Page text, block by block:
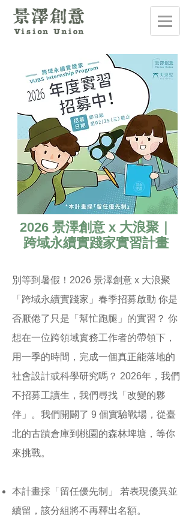
2026 景澤創意 x 大浪聚｜
跨域永續實踐家實習計畫
別等到暑假！2026 景澤創意 x 大浪聚
「跨域永續實踐家」春季招募啟動 你是
否厭倦了只是「幫忙跑腿」的實習？ 你
想在一位跨領域實務工作者的帶領下，
用一季的時間，完成一個真正能落地的
社會設計或科學研究嗎？ 2026年，我們
不招募工讀生，我們尋找「改變的夥
伴」。我們開闢了 9 個實驗戰場，從臺
北的古蹟倉庫到桃園的森林埤塘，等你
來挑戰。
本計畫採「留任優先制」 若表現優異並
續留，該分組將不再釋出名額。